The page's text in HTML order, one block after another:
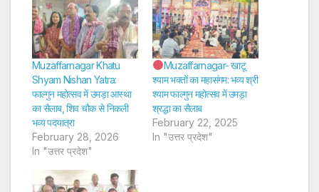
Muzaffarnagar Khatu
Shyam Nishan Yatra:
फाल्गुन महोत्सव में उमड़ा आस्था
का सैलाब, शिव चौक से निकली
भव्य पदयात्रा
February 28, 2026
In "उत्तर प्रदेश"
Muzaffarnagar- खाटू
श्याम भक्तों का महासंगम: भव्य श्री
श्याम फाल्गुन महोत्सव में उमड़ा
श्रद्धा का सैलाब
February 22, 2025
In "उत्तर प्रदेश"